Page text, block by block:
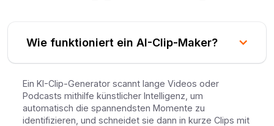
Wie funktioniert ein AI-Clip-Maker?
Ein KI-Clip-Generator scannt lange Videos oder
Podcasts mithilfe künstlicher Intelligenz, um
automatisch die spannendsten Momente zu
identifizieren, und schneidet sie dann in kurze Clips mit